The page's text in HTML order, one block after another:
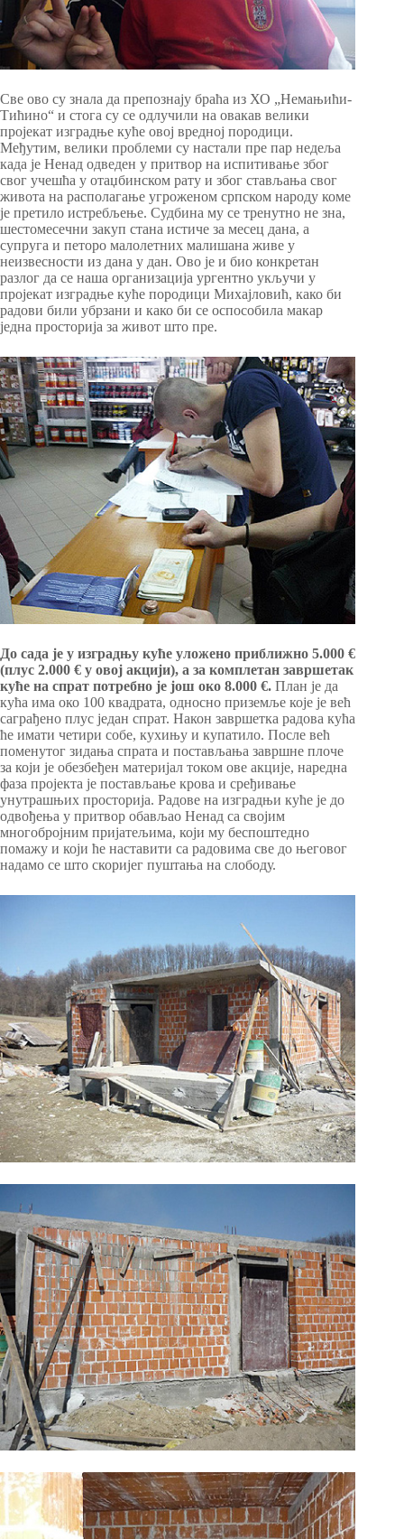
Све ово су зналa да препознају браћа из ХО „Немањићи-
Тићино“ и стога су се одлучили на овакав велики
пројекат изградње куће овој вредној породици.
Међутим, велики проблеми су настали пре пар недеља
када је Ненад одведен у притвор на испитивање због
свог учешћа у отаџбинском рату и због стављања свог
живота на располагање угроженом српском народу коме
је претило истребљење. Судбина му се тренутно не зна,
шестомесечни закуп стана истиче за месец дана, а
супруга и петоро малолетних малишана живе у
неизвесности из дана у дан. Ово је и био конкретан
разлог да се наша организација ургентно укључи у
пројекат изградње куће породици Михајловић, како би
радови били убрзани и како би се оспособила макар
једна просторија за живот што пре.
До сада је у изградњу куће уложено приближно 5.000 €
(плус 2.000 € у овој акцији), а за комплетан завршетак
куће на спрат потребно је још око 8.000 €. План је да
кућа има око 100 квадрата, односно приземље које је већ
саграђено плус један спрат. Након завршетка радова кућа
ће имати четири собе, кухињу и купатило. После већ
поменутог зидања спрата и постављања завршне плоче
за који је обезбеђен материјал током ове акције, наредна
фаза пројекта је постављање крова и сређивање
унутрашњих просторија. Радове на изградњи куће је до
одвођења у притвор обављао Ненад са својим
многобројним пријатељима, који му беспоштедно
помажу и који ће наставити са радовима све до његовог
надамо се што скоријег пуштања на слободу.